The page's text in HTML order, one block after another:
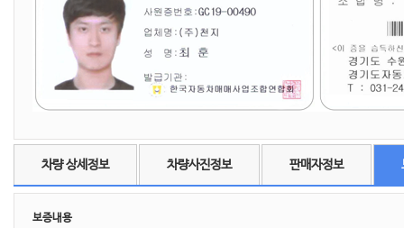
차량 상세정보 차량사진정보 판매자정보
보증내용